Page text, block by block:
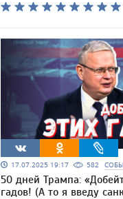
17.07.2025 19:17 582
50 дней Трампа:
гадов! (А то я введу